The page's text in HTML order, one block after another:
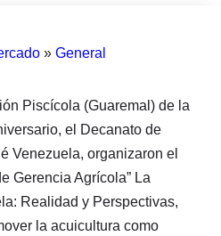
» General
Piscícola (Guaremal) de la
el Decanato de
Venezuela, organizaron el
Gerencia Agrícola” La
Realidad y Perspectivas,
la acuicultura como